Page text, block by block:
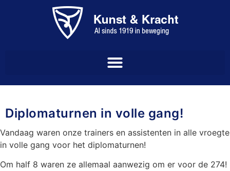
Diplomaturnen in volle gang!
Vandaag waren onze trainers en assistenten in alle vroegte
in volle gang voor het diplomaturnen!
Om half 8 waren ze allemaal aanwezig om er voor de 274!